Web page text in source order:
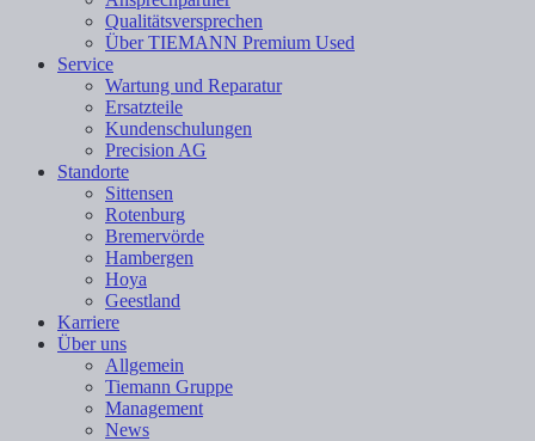
Qualitätsversprechen
Über TIEMANN Premium Used
Service
Wartung und Reparatur
Ersatzteile
Kundenschulungen
Precision AG
Standorte
Sittensen
Rotenburg
Bremervörde
Hambergen
Hoya
Geestland
Karriere
Über uns
Allgemein
Tiemann Gruppe
Management
News